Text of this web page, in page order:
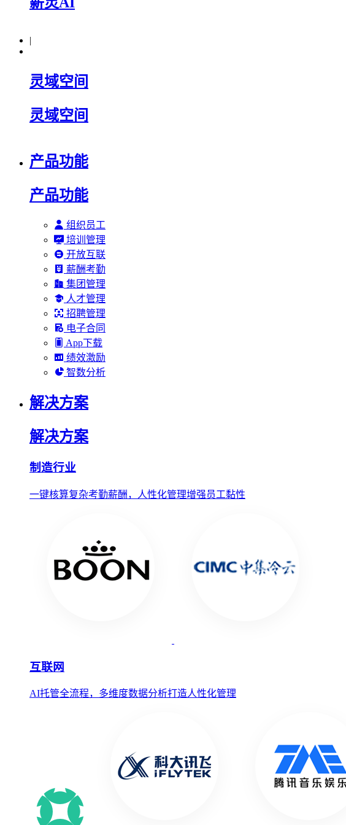
|
灵域空间
灵域空间
产品功能
产品功能
组织员工
培训管理
开放互联
薪酬考勤
集团管理
人才管理
招聘管理
电子合同
App下载
绩效激励
智数分析
解决方案
解决方案
制造行业
一键核算复杂考勤薪酬，人性化管理增强员工黏性
互联网
AI托管全流程，多维度数据分析打造人性化管理